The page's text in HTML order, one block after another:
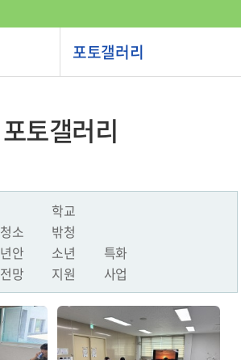
포토갤러리
포토갤러리
청소
년안
전망
학교
밖청
소년
지원
특화
사업